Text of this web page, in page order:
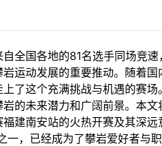
全国各地的81名选手同场竞
运动发展的重要推动。随着
了这个充满挑战与机遇的赛
的未来潜力和广阔前景。本
建南安站的火热开赛及其深远
一，已经成为了攀岩爱好者与